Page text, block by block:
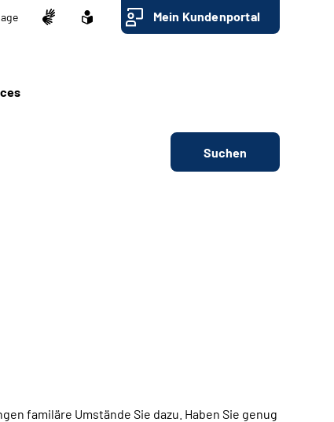
Mein Kundenportal
Suchen
familäre Umstände Sie dazu. Haben Sie genug